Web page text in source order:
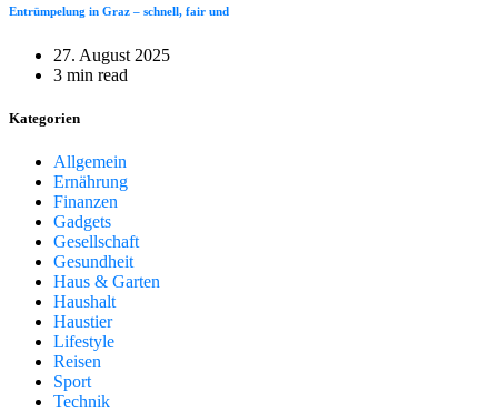
Entrümpelung in Graz – schnell, fair und
27. August 2025
3 min read
Kategorien
Allgemein
Ernährung
Finanzen
Gadgets
Gesellschaft
Gesundheit
Haus & Garten
Haushalt
Haustier
Lifestyle
Reisen
Sport
Technik